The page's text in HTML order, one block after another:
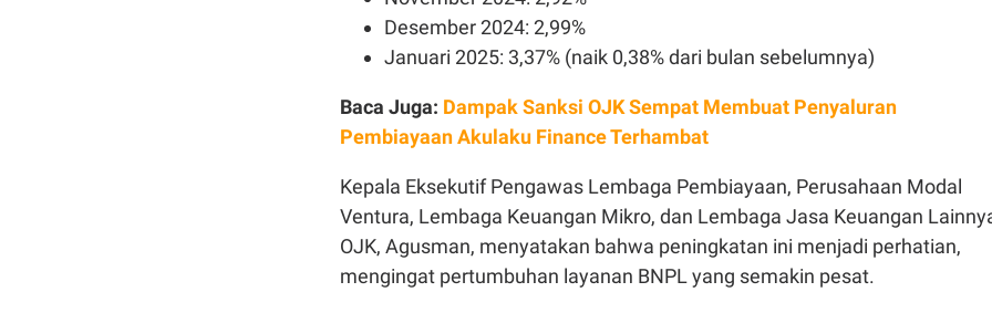
Desember 2024: 2,99%
Januari 2025: 3,37% (naik 0,38% dari bulan sebelumnya)
Baca Juga: Dampak Sanksi OJK Sempat Membuat Penyaluran
Pembiayaan Akulaku Finance Terhambat
Kepala Eksekutif Pengawas Lembaga Pembiayaan, Perusahaan Modal
Ventura, Lembaga Keuangan Mikro, dan Lembaga Jasa Keuangan
OJK, Agusman, menyatakan bahwa peningkatan ini menjadi perhatian,
mengingat pertumbuhan layanan BNPL yang semakin pesat.